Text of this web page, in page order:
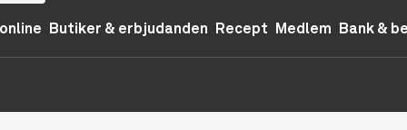
Butiker & erbjudanden Recept Medlem Bank &